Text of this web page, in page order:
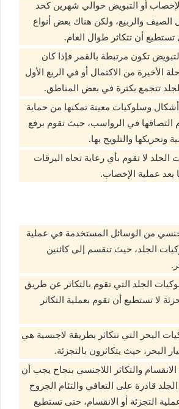
أو التبويض حوالي شهرين كحد
والربيع، ولكن هناك بعض أنواع
تستطيع أن تتكاثر طوال العام.
تكون مرتبطة بالقمر فإذا كان
الأخيرة من الاكتمال أو في الربع الأول
تتجمع بكثرة في بعض المناطق.
وسلوكيات معينة تمكنها من حماية
التصاقها في الرواسب، حيث تقوم برفع
وتحريكها والتلويح بها.
لا تقوم بأي رعاية تجاه اليرقات
بعد عملية الإخصاب.
من الوسائل المستخدمة في عملية
الجلد، حيث تنقسم إلى كائنين
الجلد التي تقوم بالتكاثر عن طريق
لا تستطيع أن تقوم بعملية التكاثر
البحر التي تتكاثر بطريقة لاجنسية هي
البحر، حيث يتكاثرون بالتجزئة.
والتكاثر اللاجنسي بنجاح يجب أن
قادرة على التعافي والتئام الجروح
التجزئة أو الانقسام، حتى تستطيع